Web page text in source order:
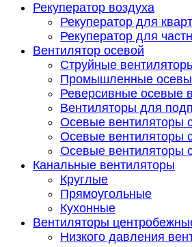
Рекуператор воздуха
Рекуператор для
Рекуператор для
Вентилятор осевой
Струйные
Промышленные
Реверсивные осевые
Вентиляторы для
Осевые вентиляторы
Осевые вентиляторы
Осевые вентиляторы
Канальные вентиляторы
Круглые
Прямоугольные
Кухонные
Вентиляторы
Низкого давления